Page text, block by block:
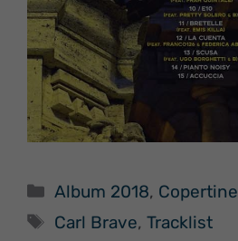
Categorie
Album 2018, Copertine
Tag
Carl Brave,Tracklist